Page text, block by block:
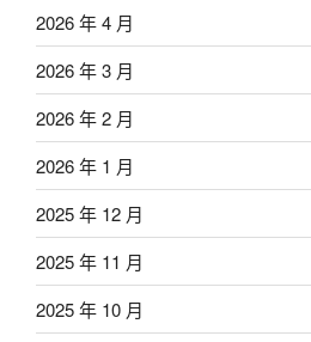
2026 年 4 月
2026 年 3 月
2026 年 2 月
2026 年 1 月
2025 年 12 月
2025 年 11 月
2025 年 10 月